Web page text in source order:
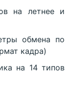
на летнее и
обмена по
кадра)
на 14 типов